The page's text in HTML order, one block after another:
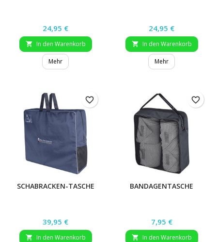
Preis
24,95 €
 In den Warenkorb
Mehr
Preis
24,95 €
 In den Warenkorb
Mehr
SCHABRACKEN-TASCHE
Preis
39,95 €
 In den Warenkorb
favorite_border
BANDAGENTASCHE
Preis
7,95 €
 In den Warenkorb
favorite_border